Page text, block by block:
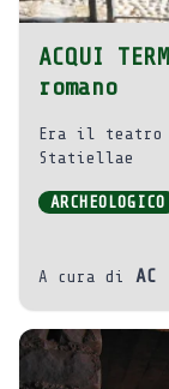
ACQUI
romano
Era il teatro
Statiellae
ARCHEOLOGICO
A cura di AC